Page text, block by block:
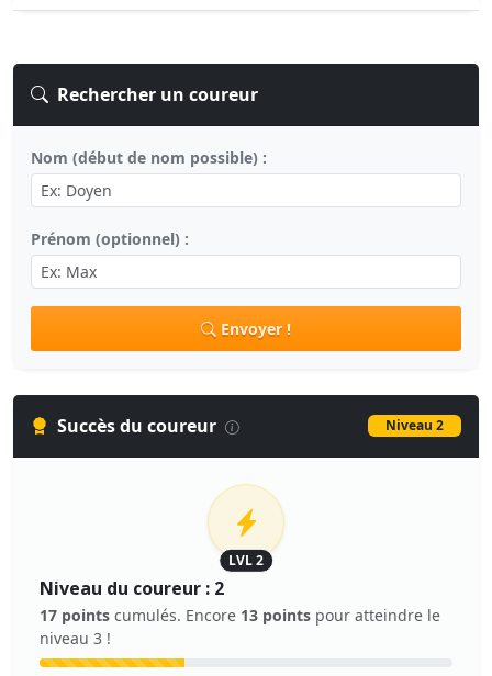
Rechercher un coureur
Nom (début de nom possible) :
Prénom (optionnel) :
Envoyer !
Succès du coureur Niveau 2
LVL 2
Niveau du coureur : 2
17 points cumulés. Encore 13 points pour atteindre le
niveau 3 !